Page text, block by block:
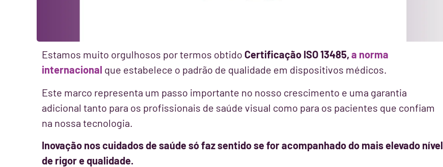
Estamos muito orgulhosos por termos obtido Certificação ISO 13485, a norma
internacional que estabelece o padrão de qualidade em dispositivos médicos.
Este marco representa um passo importante no nosso crescimento e uma garantia
adicional tanto para os profissionais de saúde visual como para os pacientes que confiam
na nossa tecnologia.
Inovação nos cuidados de saúde só faz sentido se for acompanhado do mais elevado nível
de rigor e qualidade.